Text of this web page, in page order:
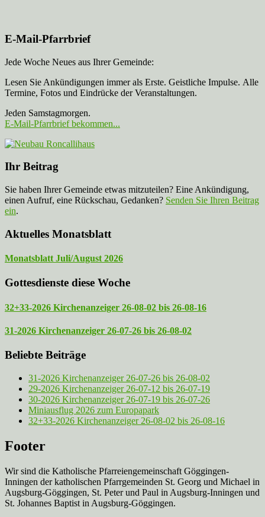
E-Mail-Pfarrbrief
Jede Woche Neues aus Ihrer Gemeinde:
Lesen Sie Ankündigungen immer als Erste. Geistliche Impulse. Alle
Termine, Fotos und Eindrücke der Veranstaltungen.
Jeden Samstagmorgen.
E-Mail-Pfarrbrief bekommen...
Ihr Beitrag
Sie haben Ihrer Gemeinde etwas mitzuteilen? Eine Ankündigung,
einen Aufruf, eine Rückschau, Gedanken? Senden Sie Ihren Beitrag
ein.
Aktuelles Monatsblatt
Monatsblatt Juli/August 2026
Gottesdienste diese Woche
32+33-2026 Kirchenanzeiger 26-08-02 bis 26-08-16
31-2026 Kirchenanzeiger 26-07-26 bis 26-08-02
Beliebte Beiträge
31-2026 Kirchenanzeiger 26-07-26 bis 26-08-02
29-2026 Kirchenanzeiger 26-07-12 bis 26-07-19
30-2026 Kirchenanzeiger 26-07-19 bis 26-07-26
Miniausflug 2026 zum Europapark
32+33-2026 Kirchenanzeiger 26-08-02 bis 26-08-16
Footer
Wir sind die Katholische Pfarreien­gemeinschaft Göggingen-
Inningen der katholischen Pfarrgemeinden St. Georg und Michael in
Augsburg-Göggingen, St. Peter und Paul in Augsburg-Inningen und
St. Johannes Baptist in Augsburg-Göggingen.